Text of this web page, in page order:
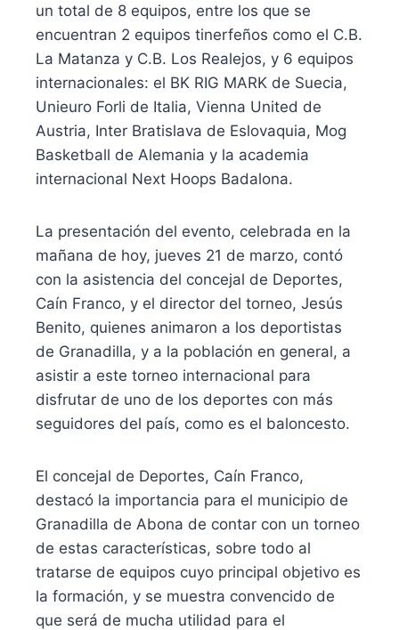
un total de 8 equipos, entre los que se
encuentran 2 equipos tinerfeños como el C.B.
La Matanza y C.B. Los Realejos, y 6 equipos
internacionales: el BK RIG MARK de Suecia,
Unieuro Forli de Italia, Vienna United de
Austria, Inter Bratislava de Eslovaquia, Mog
Basketball de Alemania y la academia
internacional Next Hoops Badalona.
La presentación del evento, celebrada en la
mañana de hoy, jueves 21 de marzo, contó
con la asistencia del concejal de Deportes,
Caín Franco, y el director del torneo, Jesús
Benito, quienes animaron a los deportistas
de Granadilla, y a la población en general, a
asistir a este torneo internacional para
disfrutar de uno de los deportes con más
seguidores del país, como es el baloncesto.
El concejal de Deportes, Caín Franco,
destacó la importancia para el municipio de
Granadilla de Abona de contar con un torneo
de estas características, sobre todo al
tratarse de equipos cuyo principal objetivo es
la formación, y se muestra convencido de
que será de mucha utilidad para el